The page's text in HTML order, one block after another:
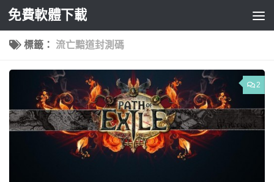
Skip to content
免費軟體下載
標籤： 流亡黯道封測碼
2